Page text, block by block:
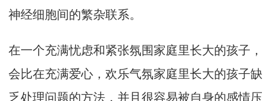
神经细胞间的繁杂联系。
在一个充满忧虑和紧张氛围家庭里长大的孩子，
会比在充满爱心，欢乐气氛家庭里长大的孩子缺
乏处理问题的方法，并且很容易被自身的感情压